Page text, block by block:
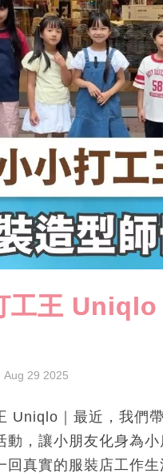
工王 Uniqlo
Aug 29 2025
Uniqlo｜最近，我們
動，讓小朋友化身為
回真實的服裝店工作生